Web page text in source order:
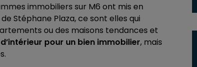
immobiliers sur M6 ont mis en
Stéphane Plaza, ce sont elles qui
ou des maisons tendances et
pour un bien immobilier, mais